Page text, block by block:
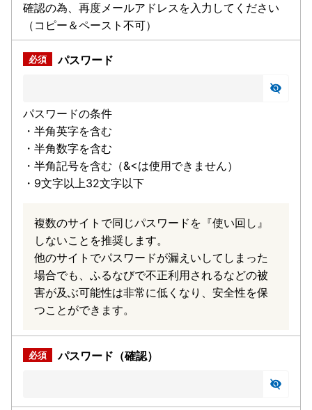
確認の為、再度メールアドレスを入力してください
（コピー＆ペースト不可）
パスワード
パスワードの条件
・半角英字を含む
・半角数字を含む
・半角記号を含む（&<は使用できません）
・9文字以上32文字以下
複数のサイトで同じパスワードを『使い回し』
しないことを推奨します。
他のサイトでパスワードが漏えいしてしまった
場合でも、ふるなびで不正利用されるなどの被
害が及ぶ可能性は非常に低くなり、安全性を保
つことができます。
パスワード（確認）